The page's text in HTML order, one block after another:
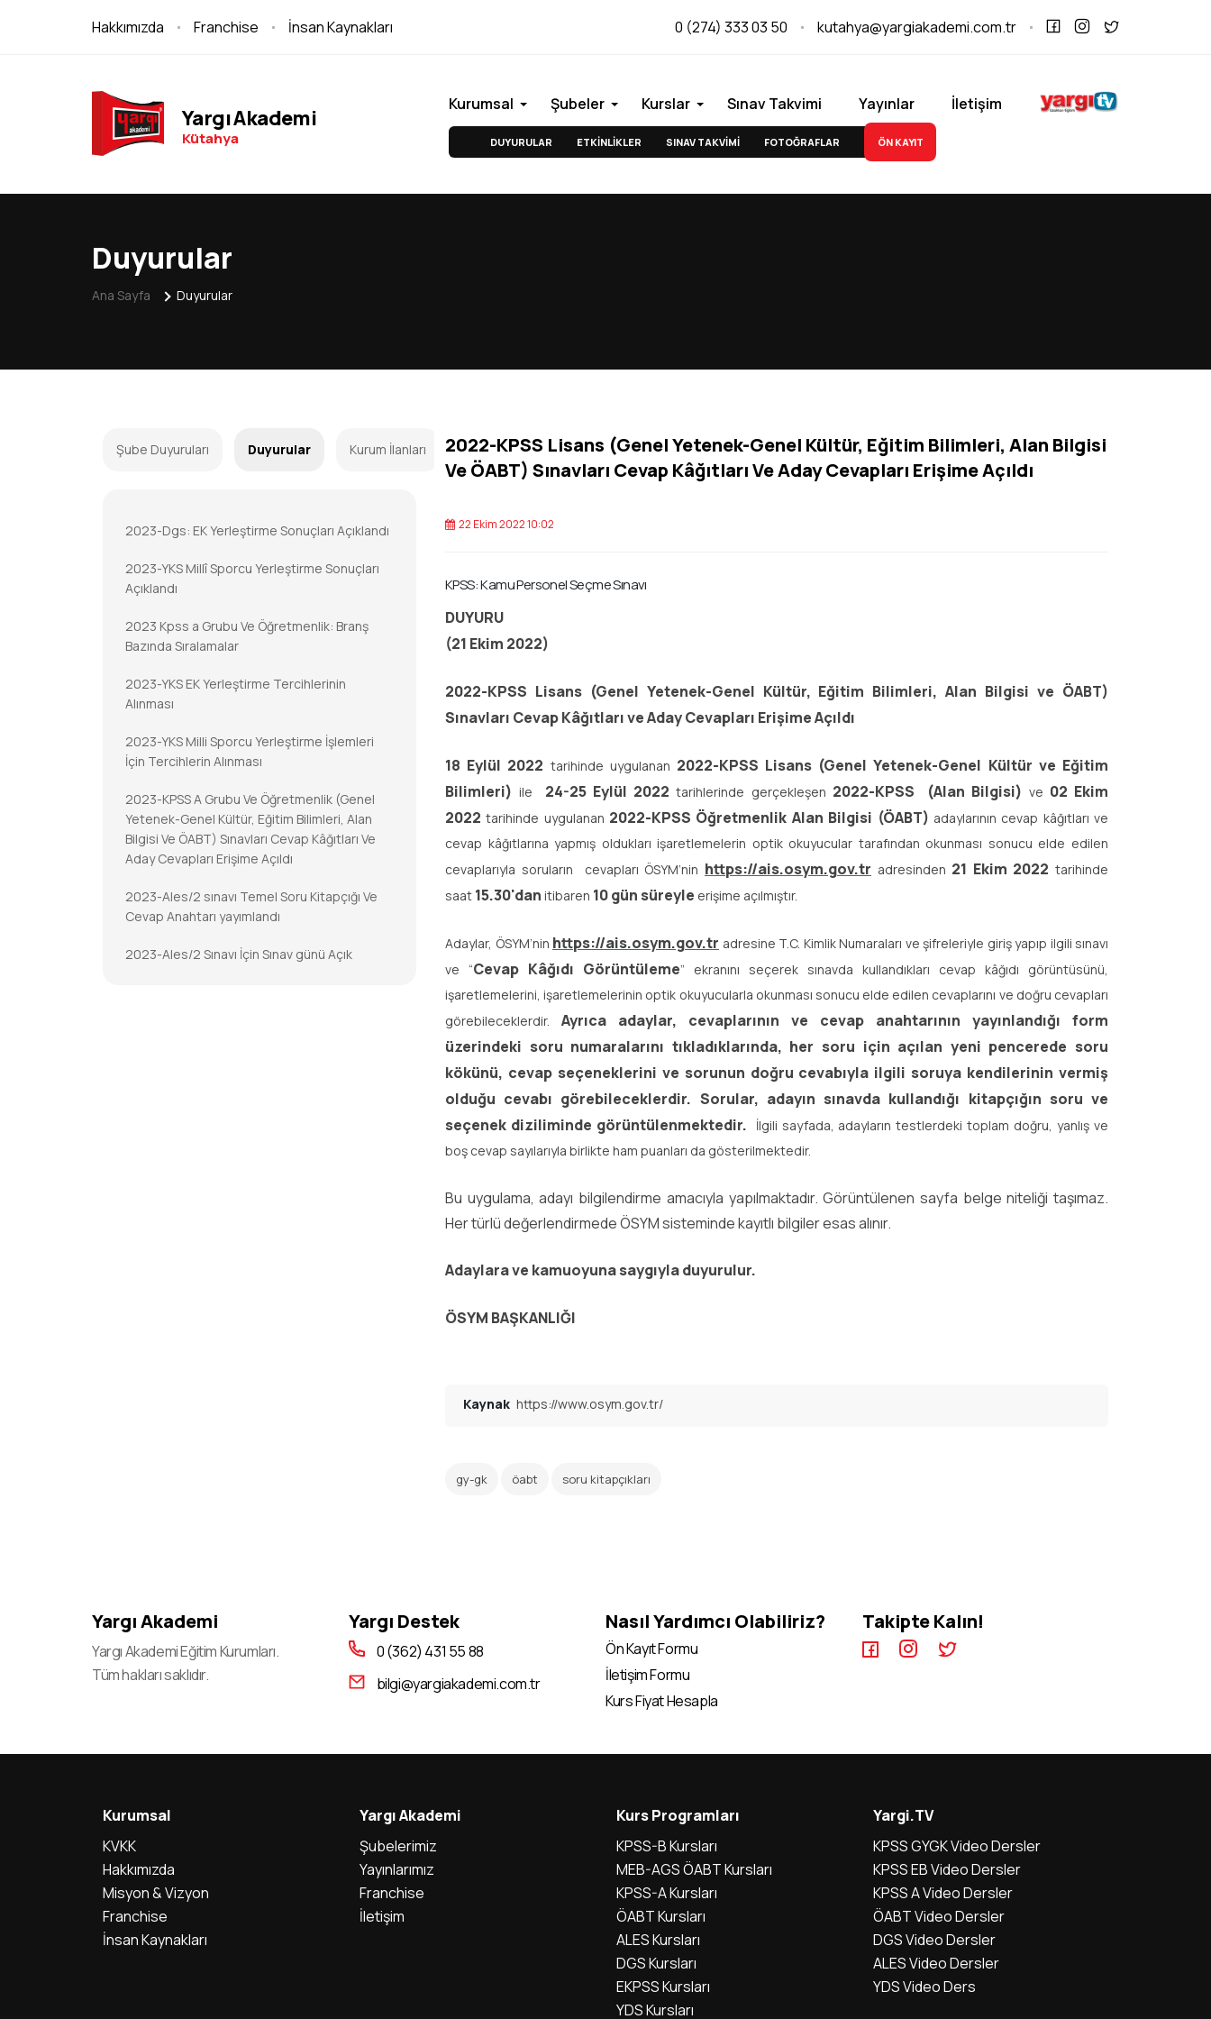
Hakkımızda Franchise İnsan Kaynakları 0 (274) 333 03 50 kutahya@yargiakademi.com.tr
Yargı Akademi
Kütahya
Kurumsal Şubeler Kurslar Sınav Takvimi Yayınlar İletişim
DUYURULAR ETKİNLİKLER SINAV TAKVİMİ FOTOĞRAFLAR ÖN KAYIT
Duyurular
Ana Sayfa Duyurular
Şube Duyuruları Duyurular Kurum İlanları
2023-Dgs: EK Yerleştirme Sonuçları Açıklandı
2023-YKS Millî Sporcu Yerleştirme Sonuçları
Açıklandı
2023 Kpss a Grubu Ve Öğretmenlik: Branş
Bazında Sıralamalar
2023-YKS EK Yerleştirme Tercihlerinin
Alınması
2023-YKS Milli Sporcu Yerleştirme İşlemleri
İçin Tercihlerin Alınması
2023-KPSS A Grubu Ve Öğretmenlik (Genel
Yetenek-Genel Kültür, Eğitim Bilimleri, Alan
Bilgisi Ve ÖABT) Sınavları Cevap Kâğıtları Ve
Aday Cevapları Erişime Açıldı
2023-Ales/2 sınavı Temel Soru Kitapçığı Ve
Cevap Anahtarı yayımlandı
2023-Ales/2 Sınavı İçin Sınav günü Açık
2023-KPSS A Grubu Ve Öğretmenlik Genel
Yetenek-Genel Kültür Ve Eğitim Bilimleri
Oturumları sınava Giriş Belgeleri Erişime Açıldı
2023-Yks: Adayların Eğitim Bilgilerinin Kontrol
/ Güncelleme / Teyit İşlemleri İçin Okul
Müdürlüklerine Kamu Kurumları
İşlemleri sisteminin Açılması
2023-Yks için Sınav günü Açık Tutulacak İl/ilçe
2022-KPSS Lisans (Genel Yetenek-Genel Kültür, Eğitim Bilimleri, Alan Bilgisi
Ve ÖABT) Sınavları Cevap Kâğıtları Ve Aday Cevapları Erişime Açıldı
22 Ekim 2022 10:02
KPSS: Kamu Personel Seçme Sınavı
DUYURU
(21 Ekim 2022)
2022-KPSS Lisans (Genel Yetenek-Genel Kültür, Eğitim Bilimleri, Alan Bilgisi ve ÖABT)
Sınavları Cevap Kâğıtları ve Aday Cevapları Erişime Açıldı
18 Eylül 2022 tarihinde uygulanan 2022-KPSS Lisans (Genel Yetenek-Genel Kültür ve Eğitim
Bilimleri)ile 24-25 Eylül 2022tarihlerinde gerçekleşen 2022-KPSS (Alan Bilgisi) ve 02 Ekim
2022tarihinde uygulanan 2022-KPSS Öğretmenlik Alan Bilgisi (ÖABT) adaylarının cevap kâğıtları ve
cevap kâğıtlarına yapmış oldukları işaretlemelerin optik okuyucular tarafından okunması sonucu elde edilen
cevaplarıyla soruların cevapları ÖSYM’nin https://ais.osym.gov.tr adresinden 21 Ekim 2022 tarihinde
saat 15.30'dan itibaren 10 gün süreyle erişime açılmıştır.
Adaylar, ÖSYM’nin https://ais.osym.gov.tr adresine T.C. Kimlik Numaraları ve şifreleriyle giriş yapıp ilgili sınavı
ve “Cevap Kâğıdı Görüntüleme” ekranını seçerek sınavda kullandıkları cevap kâğıdı görüntüsünü,
işaretlemelerini, işaretlemelerinin optik okuyucularla okunması sonucu elde edilen cevaplarını ve doğru cevapları
görebileceklerdir. Ayrıca adaylar, cevaplarının ve cevap anahtarının yayınlandığı form
üzerindeki soru numaralarını tıkladıklarında, her soru için açılan yeni pencerede soru
kökünü, cevap seçeneklerini ve sorunun doğru cevabıyla ilgili soruya kendilerinin vermiş
olduğu cevabı görebileceklerdir. Sorular, adayın sınavda kullandığı kitapçığın soru ve
seçenek diziliminde görüntülenmektedir.
İlgili sayfada, adayların testlerdeki toplam doğru, yanlış ve
boş cevap sayılarıyla birlikte ham puanları da gösterilmektedir.
Bu uygulama, adayı bilgilendirme amacıyla yapılmaktadır. Görüntülenen sayfa belge niteliği taşımaz.
Her türlü değerlendirmede ÖSYM sisteminde kayıtlı bilgiler esas alınır.
Adaylara ve kamuoyuna saygıyla duyurulur.
ÖSYM BAŞKANLIĞI
Kaynak https://www.osym.gov.tr/
gy-gk öabt soru kitapçıkları
Yargı Akademi
Yargı Akademi Eğitim Kurumları.
Tüm hakları saklıdır.
Yargı Destek
0 (362) 431 55 88
bilgi@yargiakademi.com.tr
Nasıl Yardımcı Olabiliriz?
Ön Kayıt Formu
İletişim Formu
Kurs Fiyat Hesapla
Takipte Kalın!
Kurumsal
KVKK
Hakkımızda
Misyon & Vizyon
Franchise
İnsan Kaynakları
Yargı Akademi
Şubelerimiz
Yayınlarımız
Franchise
İletişim
Kurs Programları
KPSS-B Kursları
MEB-AGS ÖABT Kursları
KPSS-A Kursları
ÖABT Kursları
ALES Kursları
DGS Kursları
EKPSS Kursları
YDS Kursları
Yargi.TV
KPSS GYGK Video Dersler
KPSS EB Video Dersler
KPSS A Video Dersler
ÖABT Video Dersler
DGS Video Dersler
ALES Video Dersler
YDS Video Ders